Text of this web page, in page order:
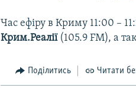
Час ефіру в Криму 11:00 –
Крим.Реалії(105.9 FM), а
Поділитись Читати